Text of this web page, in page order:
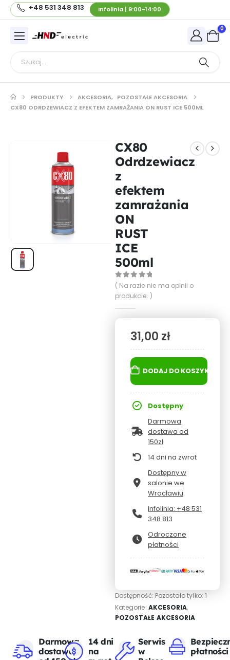
+48 531 348 813 Infolinia | 9:00-14:00
0
PRODUKTY AKCESORIA, POZOSTAŁE AKCESORIA
CX80 ODRDZEWIACZ Z EFEKTEM ZAMRAŻANIA ON RUST ICE 500ML
CX80
Odrdzewiacz
z
efektem
zamrażania
ON
RUST
ICE
500ml
0out of 5
( Na razie nie ma opinii o
produkcie. )
31,00 zł
DODAJ DO KOSZYKA
Dostępny
Darmowa
dostawa od
150zł
14 dni na zwrot
Dostępny w
salonie we
Wrocławiu
Infolinia: +48 531
348 813
Odroczone
płatności
Dostępność: Pozostało tylko: 1
Kategorie: AKCESORIA,
POZOSTAŁE AKCESORIA
Darmowa
dostawa
14 dni
na
Serwis
w
płatności